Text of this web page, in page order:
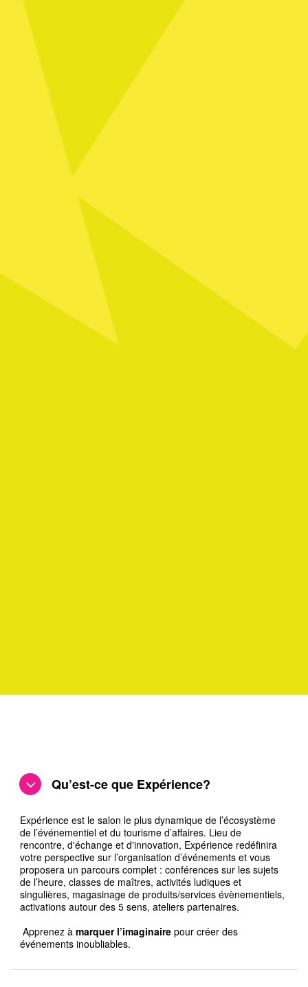
Qu’est-ce que Expérience?
Expérience est le salon le plus dynamique de l’écosystème
de l’événementiel et du tourisme d’affaires. Lieu de
rencontre, d'échange et d'innovation, Expérience redéfinira
votre perspective sur l’organisation d’événements et vous
proposera un parcours complet : conférences sur les sujets
de l’heure, classes de maîtres, activités ludiques et
singulières, magasinage de produits/services évènementiels,
activations autour des 5 sens, ateliers partenaires.
Apprenez à marquer l’imaginaire pour créer des
événements inoubliables.